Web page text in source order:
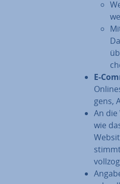
E-
gens,
An
wie